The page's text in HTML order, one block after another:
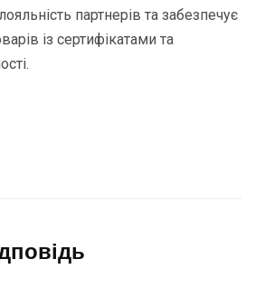
партнерів та забезпечує
із сертифікатами та